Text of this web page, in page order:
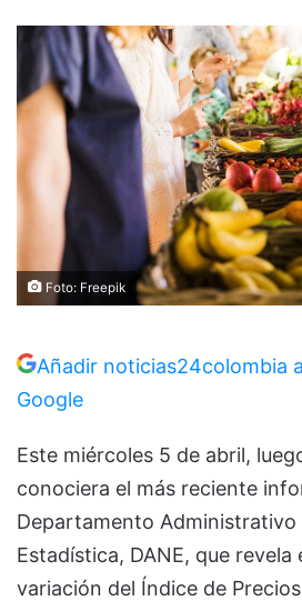
Foto: Freepik
Añadir noticias24colombia
Google
Este miércoles 5 de abril,
conociera el más reciente
Departamento Administrativo
Estadística, DANE, que revela
variación del Índice de